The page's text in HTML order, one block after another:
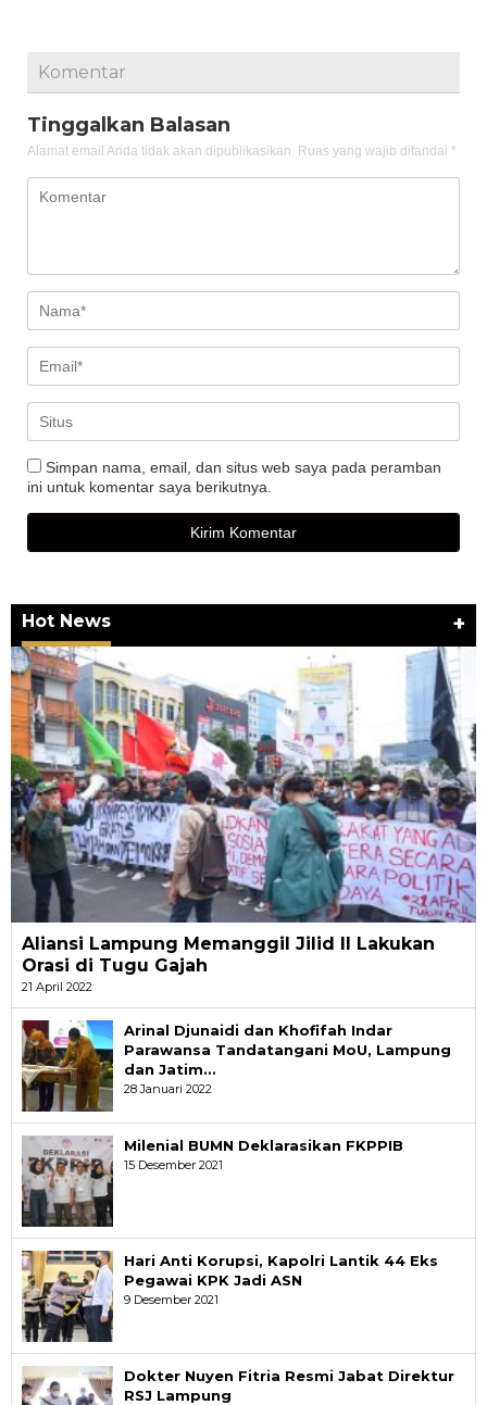
Komentar
Tinggalkan Balasan
Alamat email Anda tidak akan dipublikasikan. Ruas yang wajib ditandai *
Simpan nama, email, dan situs web saya pada peramban
ini untuk komentar saya berikutnya.
Hot News +
Aliansi Lampung Memanggil Jilid II Lakukan
Orasi di Tugu Gajah
21 April 2022
Arinal Djunaidi dan Khofifah Indar
Parawansa Tandatangani MoU, Lampung
dan Jatim…
28 Januari 2022
Milenial BUMN Deklarasikan FKPPIB
15 Desember 2021
Hari Anti Korupsi, Kapolri Lantik 44 Eks
Pegawai KPK Jadi ASN
9 Desember 2021
Dokter Nuyen Fitria Resmi Jabat Direktur
RSJ Lampung